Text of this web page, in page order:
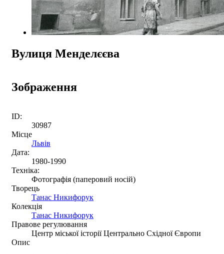
Вулиця Менделєєва
Зображення
ID:
30987
Місце
Львів
Дата:
1980-1990
Техніка:
Фотографія (паперовий носій)
Творець
Танас Никифорук
Колекція
Танас Никифорук
Правове регулювання
Центр міської історії Центрально Східної Європи
Опис